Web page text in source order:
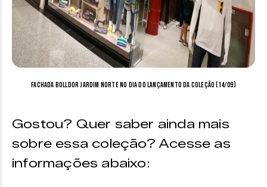
Fachada Bolldor Jardim Norte no dia do lançamento da coleção (14/09)
Gostou? Quer saber ainda mais
sobre essa coleção? Acesse as
informações abaixo: